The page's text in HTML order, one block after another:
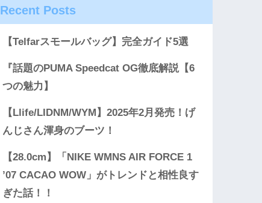
Recent Posts
【Telfarスモールバッグ】完全ガイド5選
『話題のPUMA Speedcat OG徹底解説【6
つの魅力】
【Llife/LIDNM/WYM】2025年2月発売！げ
んじさん渾身のブーツ！
【28.0cm】「NIKE WMNS AIR FORCE 1
’07 CACAO WOW」がトレンドと相性良す
ぎた話！！